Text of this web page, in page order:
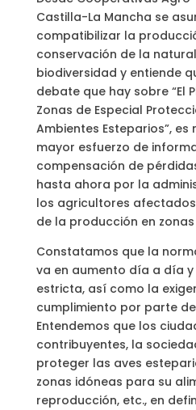
Castilla-La Mancha se
compatibilizar la
conservación de la
biodiversidad y entiende
debate que hay sobre “El
Zonas de Especial
Ambientes Esteparios”,
mayor esfuerzo de
compensación de
hasta ahora por la
los agricultores
de la producción en zonas
Constatamos que la
va en aumento día a día
estricta, así como la
cumplimiento por parte
Entendemos que los
contribuyentes, la
proteger las aves
zonas idóneas para su
reproducción, etc., en